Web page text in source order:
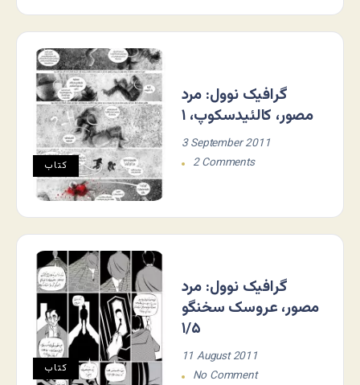
کتاب
گرافیک نوول: مرد
مصور، کالئیدسکوپ، ۱
3 September 2011
2 Comments
کتاب
گرافیک نوول: مرد
مصور، عروسک سخنگو
۱/۵
11 August 2011
No Comment